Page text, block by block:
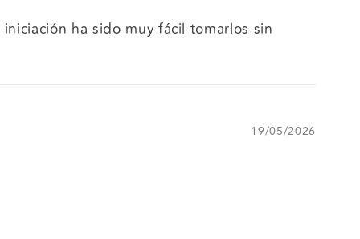
ha sido muy fácil tomarlos sin
19/05/2026